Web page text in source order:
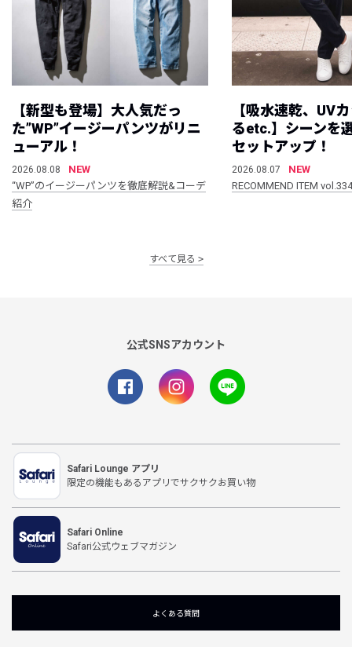
【新型も登場】大人気だっ
た”WP”イージーパンツがリニ
ューアル！
2026.08.08
NEW
“WP”のイージーパンツを徹底解説&コーデ
紹介
【吸水速乾、UV
るetc.】シーンを
セットアップ！
2026.08.07
NEW
RECOMMEND ITEM vol.334
すべて見る
公式SNSアカウント
Safari Lounge アプリ
限定の機能もあるアプリでサクサクお買い物
Safari Online
Safari公式ウェブマガジン
よくある質問